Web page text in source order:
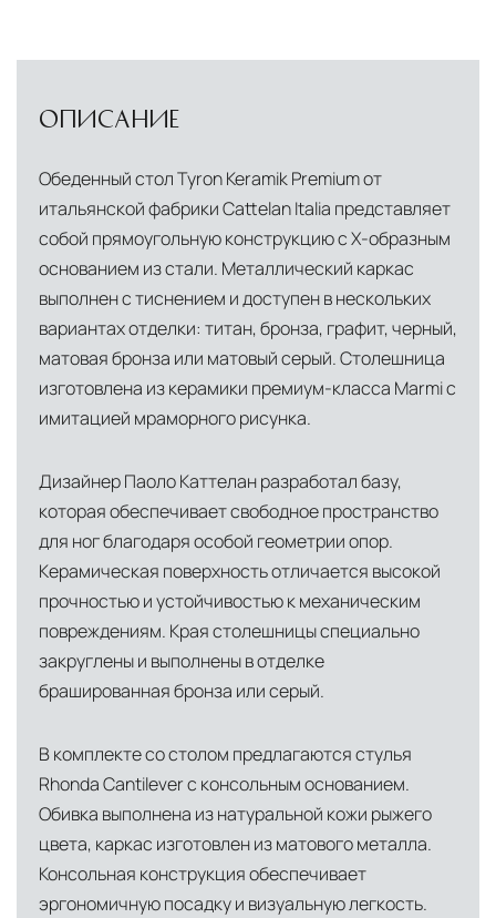
ОПИСАНИЕ
Обеденный стол Tyron Keramik Premium от
итальянской фабрики Cattelan Italia представляет
собой прямоугольную конструкцию с Х-образным
основанием из стали. Металлический каркас
выполнен с тиснением и доступен в нескольких
вариантах отделки: титан, бронза, графит, черный,
матовая бронза или матовый серый. Столешница
изготовлена из керамики премиум-класса Marmi с
имитацией мраморного рисунка.
Дизайнер Паоло Каттелан разработал базу,
которая обеспечивает свободное пространство
для ног благодаря особой геометрии опор.
Керамическая поверхность отличается высокой
прочностью и устойчивостью к механическим
повреждениям. Края столешницы специально
закруглены и выполнены в отделке
брашированная бронза или серый.
В комплекте со столом предлагаются стулья
Rhonda Cantilever с консольным основанием.
Обивка выполнена из натуральной кожи рыжего
цвета, каркас изготовлен из матового металла.
Консольная конструкция обеспечивает
эргономичную посадку и визуальную легкость.